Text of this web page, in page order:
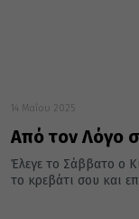
14 Μαΐου 2025
Από τον Λόγο
Έλεγε το Σάββατο ο
το κρεβάτι σου και